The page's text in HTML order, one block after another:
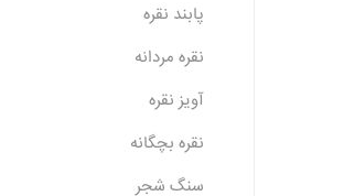
پابند نقره
نقره مردانه
آویز نقره
نقره بچگانه
سنگ شجر